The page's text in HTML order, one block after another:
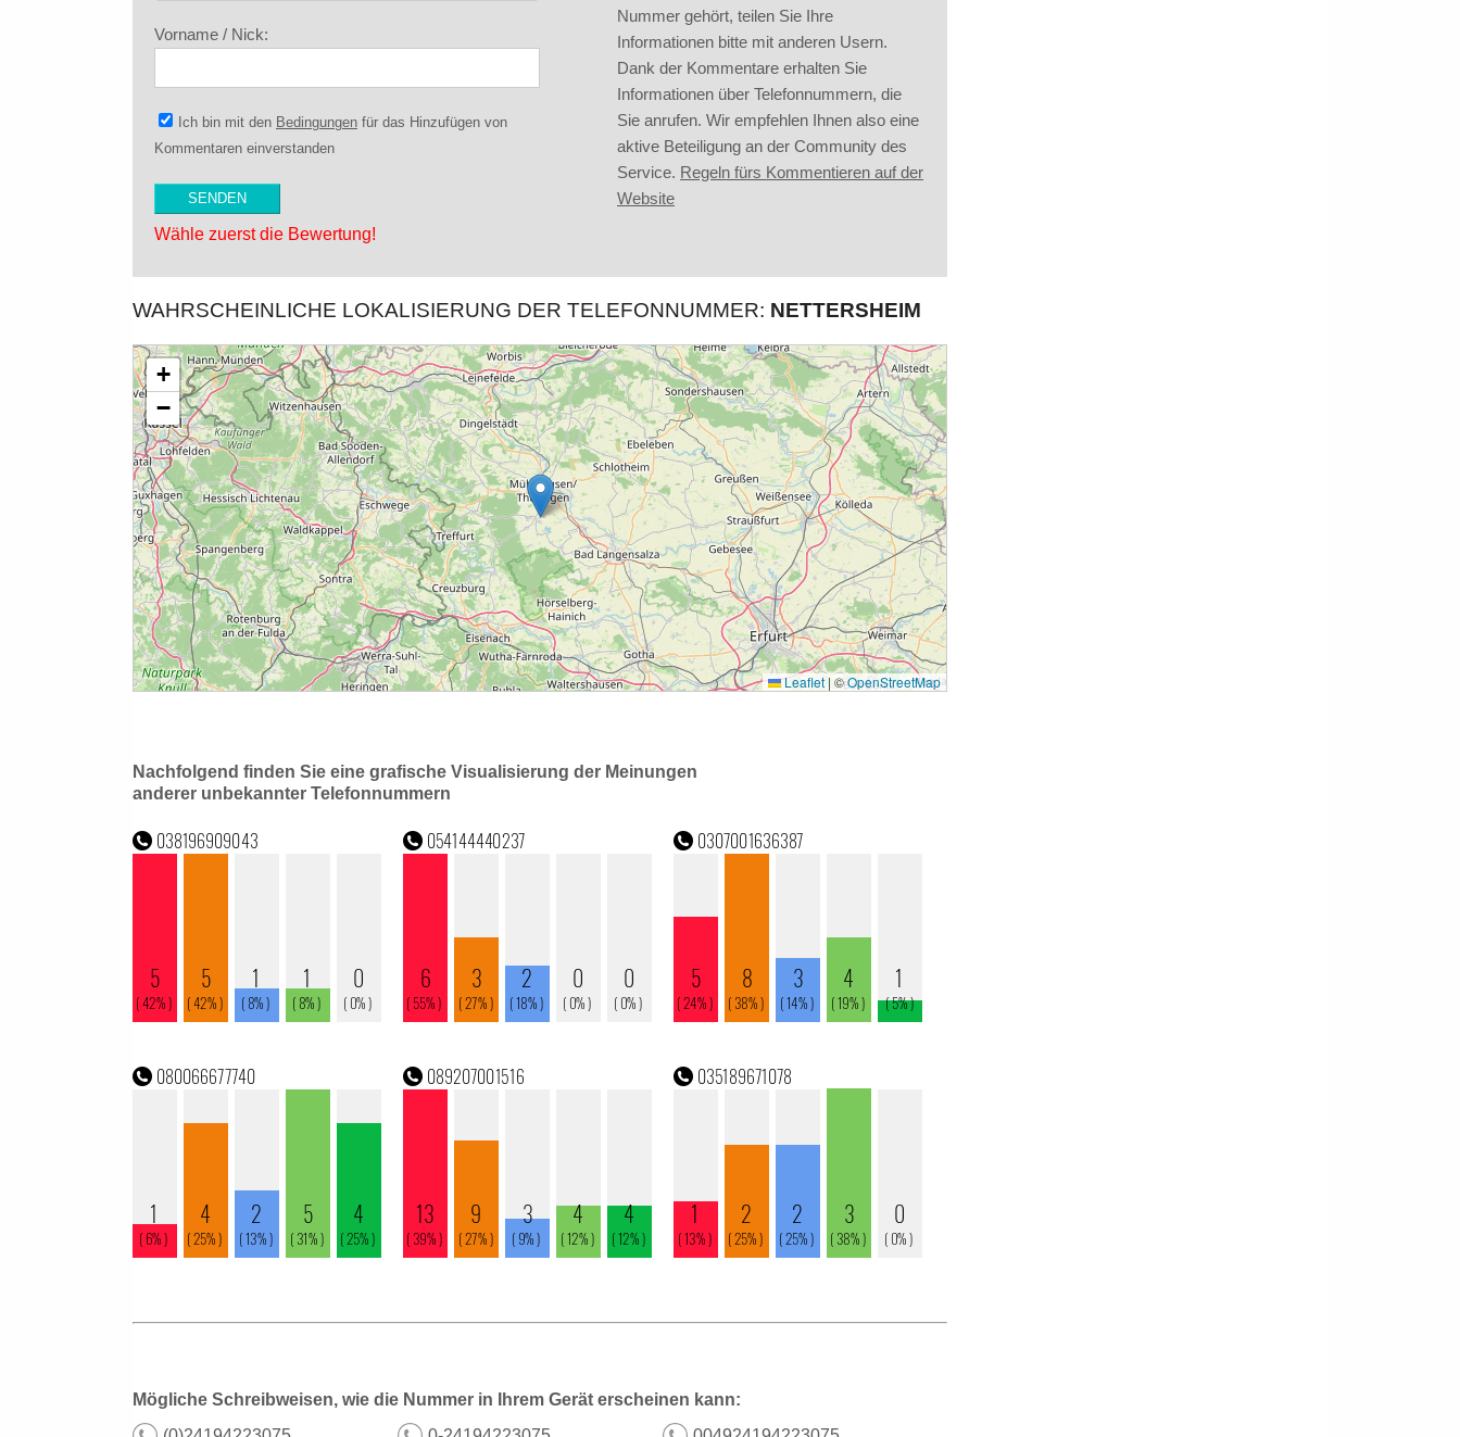
Vorname / Nick:
Ich bin mit den Bedingungen für das Hinzufügen von
Kommentaren einverstanden
Wähle zuerst die Bewertung!
Nummer gehört, teilen Sie Ihre
Informationen bitte mit anderen Usern.
Dank der Kommentare erhalten Sie
Informationen über Telefonnummern, die
Sie anrufen. Wir empfehlen Ihnen also eine
aktive Beteiligung an der Community des
Service. Regeln fürs Kommentieren auf der
Website
WAHRSCHEINLICHE LOKALISIERUNG DER TELEFONNUMMER: NETTERSHEIM
Nachfolgend finden Sie eine grafische Visualisierung der Meinungen
anderer unbekannter Telefonnummern
Mögliche Schreibweisen, wie die Nummer in Ihrem Gerät erscheinen kann: